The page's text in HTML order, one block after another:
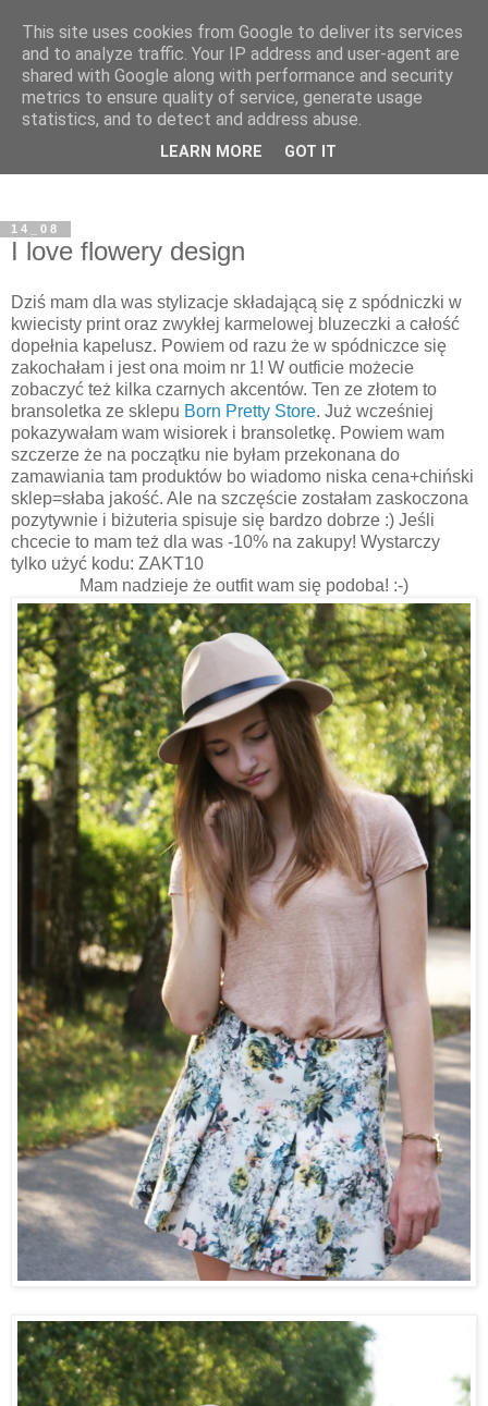
14_08
I love flowery design
Dziś mam dla was stylizacje składającą się z spódniczki w
kwiecisty print oraz zwykłej karmelowej bluzeczki a całość
dopełnia kapelusz. Powiem od razu że w spódniczce się
zakochałam i jest ona moim nr 1! W outficie możecie
zobaczyć też kilka czarnych akcentów. Ten ze złotem to
bransoletka ze sklepu Born Pretty Store. Już wcześniej
pokazywałam wam wisiorek i bransoletkę. Powiem wam
szczerze że na początku nie byłam przekonana do
zamawiania tam produktów bo wiadomo niska cena+chiński
sklep=słaba jakość. Ale na szczęście zostałam zaskoczona
pozytywnie i biżuteria spisuje się bardzo dobrze :) Jeśli
chcecie to mam też dla was -10% na zakupy! Wystarczy
tylko użyć kodu: ZAKT10
Mam nadzieje że outfit wam się podoba! :-)
This site uses cookies from Google to deliver its services
and to analyze traffic. Your IP address and user-agent are
shared with Google along with performance and security
metrics to ensure quality of service, generate usage
statistics, and to detect and address abuse.
LEARN MORE GOT IT